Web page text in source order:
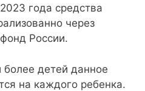
года средства
через
России.
детей данное
на каждого ребенка.